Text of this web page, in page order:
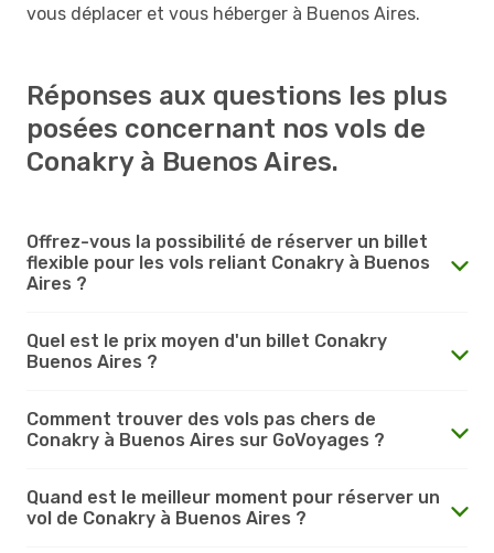
vous déplacer et vous héberger à Buenos Aires.
Réponses aux questions les plus
posées concernant nos vols de
Conakry à Buenos Aires.
Offrez-vous la possibilité de réserver un billet
flexible pour les vols reliant Conakry à Buenos
Aires ?
Quel est le prix moyen d'un billet Conakry
Buenos Aires ?
Comment trouver des vols pas chers de
Conakry à Buenos Aires sur GoVoyages ?
Quand est le meilleur moment pour réserver un
vol de Conakry à Buenos Aires ?